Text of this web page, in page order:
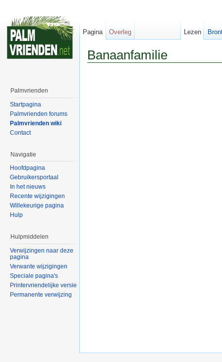
Banaanfamilie
Pagina Overleg Lezen
Palmvrienden
Startpagina
Palmvrienden forums
Palmvrienden wiki
Contact
Navigatie
Hoofdpagina
Gebruikersportaal
In het nieuws
Recente wijzigingen
Willekeurige pagina
Hulp
Hulpmiddelen
Verwijzingen naar deze
pagina
Verwante wijzigingen
Speciale pagina's
Printervriendelijke versie
Permanente verwijzing